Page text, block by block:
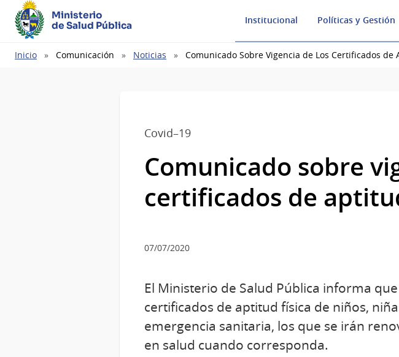
Ministerio
de Salud Pública
Institucional Políticas y Gestión
Ruta
Inicio Comunicación Noticias Comunicado Sobre Vigencia de Los Certificados de
Covid–19
Comunicado sobre
certificados de
07/07/2020
El Ministerio de Salud Pública informa
certificados de aptitud física de niños,
emergencia sanitaria, los que se irán
en salud cuando corresponda.